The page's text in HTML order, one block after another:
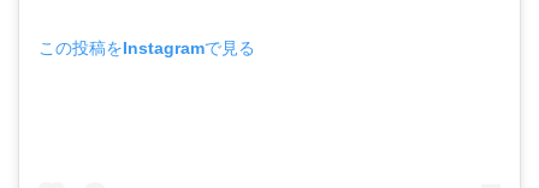
この投稿をInstagramで見る